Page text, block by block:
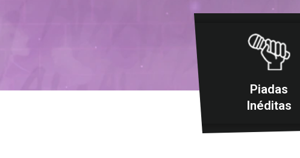
Piadas
Inéditas